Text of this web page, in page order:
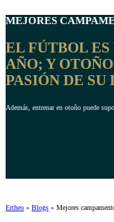
MEJORES
EL FÚTBOL
AÑO; Y
PASIÓN DE
Además, entrenar en otoño puede
Ertheo » Blogs » Mejores